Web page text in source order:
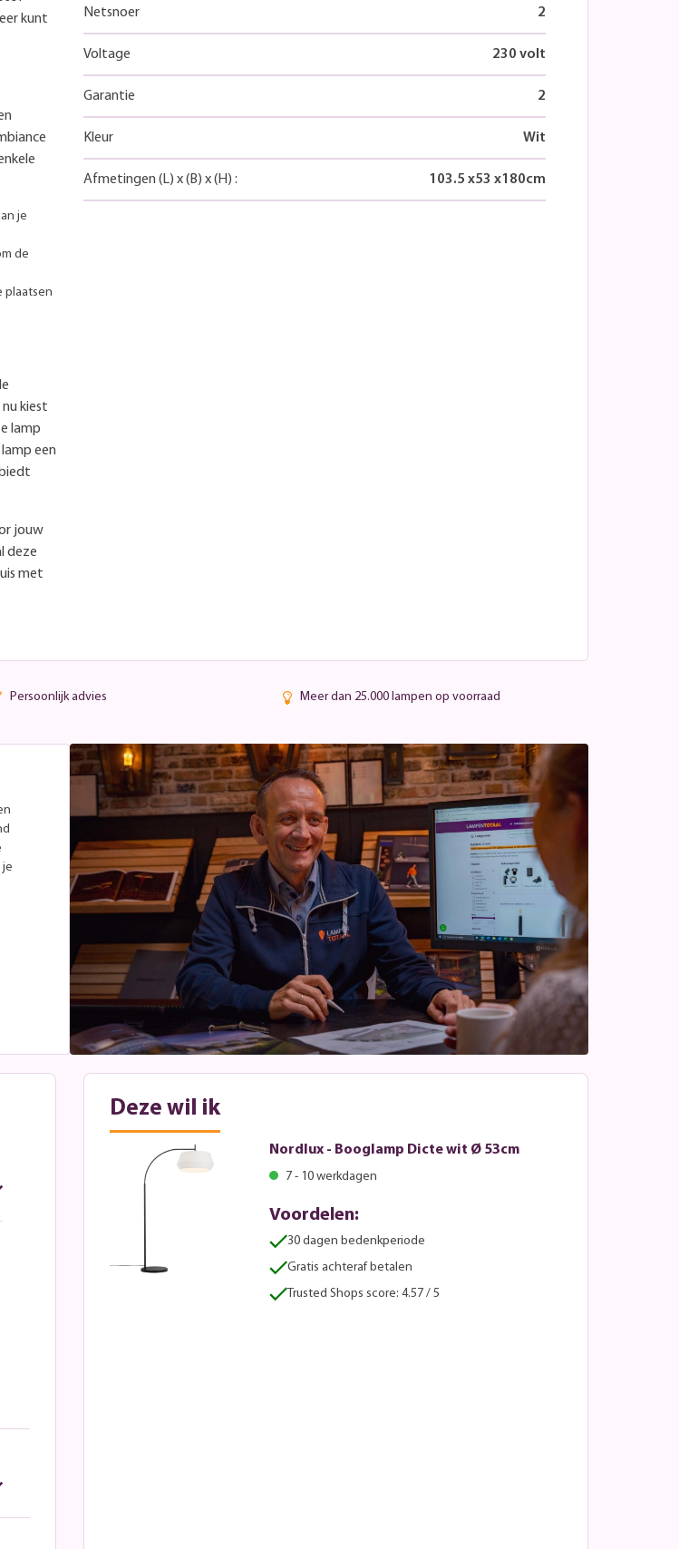
kunt
je
de
plaatsen
kiest
lamp
een
jouw
deze
met
Netsnoer 2
Voltage 230 volt
Garantie 2
Kleur Wit
Afmetingen (L) x(B) x(H) : 103.5 x53 x180cm
Persoonlijk advies Meer dan 25.000 lampen op voorraad
je
Deze wil ik
Nordlux - Booglamp Dicte wit Ø 53cm
7 - 10 werkdagen
Voordelen:
30 dagen bedenkperiode
Gratis achteraf betalen
Trusted Shops score: 4.57 / 5